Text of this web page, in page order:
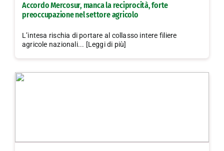
Accordo Mercosur, manca la reciprocità, forte
preoccupazione nel settore agricolo
L’intesa rischia di portare al collasso intere filiere
agricole nazionali... [Leggi di più]